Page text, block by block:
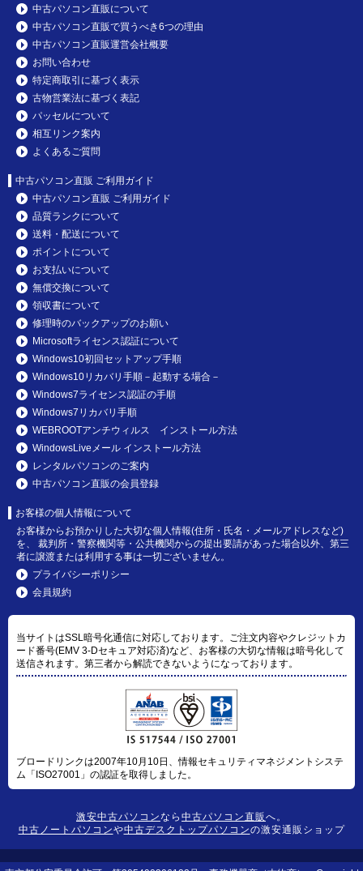
中古パソコン直販について
中古パソコン直販で買うべき6つの理由
中古パソコン直販運営会社概要
お問い合わせ
特定商取引に基づく表示
古物営業法に基づく表記
パッセルについて
相互リンク案内
よくあるご質問
中古パソコン直販 ご利用ガイド
中古パソコン直販 ご利用ガイド
品質ランクについて
送料・配送について
ポイントについて
お支払いについて
無償交換について
領収書について
修理時のバックアップのお願い
Microsoftライセンス認証について
Windows10初回セットアップ手順
Windows10リカバリ手順－起動する場合－
Windows7ライセンス認証の手順
Windows7リカバリ手順
WEBROOTアンチウィルス インストール方法
WindowsLiveメール インストール方法
レンタルパソコンのご案内
中古パソコン直販の会員登録
お客様の個人情報について
お客様からお預かりした大切な個人情報(住所・氏名・メールアドレスなど)
を、 裁判所・警察機関等・公共機関からの提出要請があった場合以外、第三
者に譲渡または利用する事は一切ございません。
プライバシーポリシー
会員規約
当サイトはSSL暗号化通信に対応しております。ご注文内容やクレジットカ
ード番号(EMV 3-Dセキュア対応済)など、お客様の大切な情報は暗号化して
送信されます。第三者から解読できないようになっております。
ブロードリンクは2007年10月10日、情報セキュリティマネジメントシステ
ム「ISO27001」の認証を取得しました。
激安中古パソコンなら 中古パソコン直販へ。
中古ノートパソコンや中古デスクトップパソコンの激安通販ショップ